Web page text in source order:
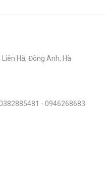
Hà, Đông Anh, Hà
- 0946268683